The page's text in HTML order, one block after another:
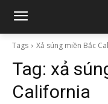
Tags Xả súng miền Bắc
Tag: xả
California